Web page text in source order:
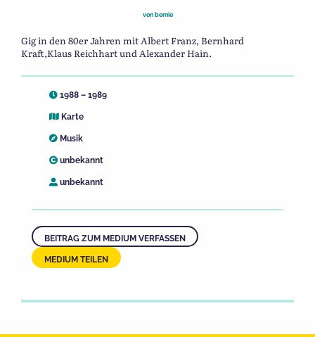
von bernie
Gig in den 80er Jahren mit Albert Franz, Bernhard
Kraft,Klaus Reichhart und Alexander Hain.
1988 – 1989
Karte
Musik
unbekannt
unbekannt
BEITRAG ZUM MEDIUM VERFASSEN
MEDIUM TEILEN